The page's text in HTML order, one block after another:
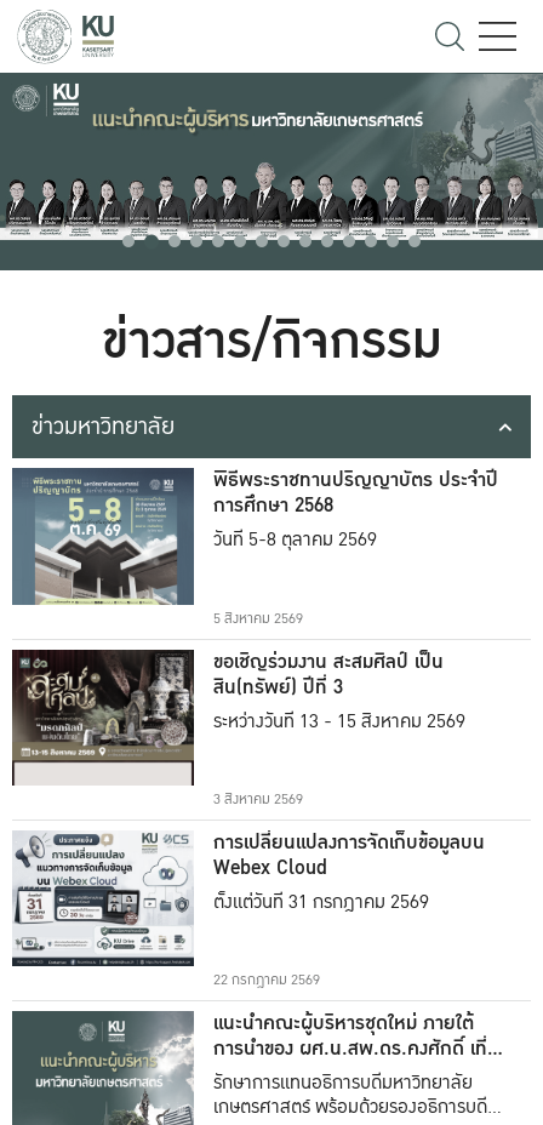
ข่าวสาร/กิจกรรม
ข่าวมหาวิทยาลัย
พิธีพระราชทานปริญญาบัตร ประจำปี
การศึกษา 2568
วันที่ 5-8 ตุลาคม 2569
5 สิงหาคม 2569
ขอเชิญร่วมงาน สะสมศิลป์ เป็น
สิน(ทรัพย์) ปีที่ 3
ระหว่างวันที่ 13 - 15 สิงหาคม 2569
3 สิงหาคม 2569
การเปลี่ยนแปลงการจัดเก็บข้อมูลบน
Webex Cloud
ตั้งแต่วันที่ 31 กรกฎาคม 2569
22 กรกฎาคม 2569
แนะนำคณะผู้บริหารชุดใหม่ ภายใต้
การนำของ ผศ.น.สพ.ดร.คงศักดิ์ เที่ยง
ธรรม
รักษาการแทนอธิการบดีมหาวิทยาลัย
เกษตรศาสตร์ พร้อมด้วยรองอธิการบดีทั้ง